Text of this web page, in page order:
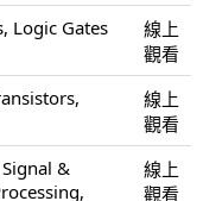
Logic Gates
線上
觀看
線上
觀看
&
線上
觀看